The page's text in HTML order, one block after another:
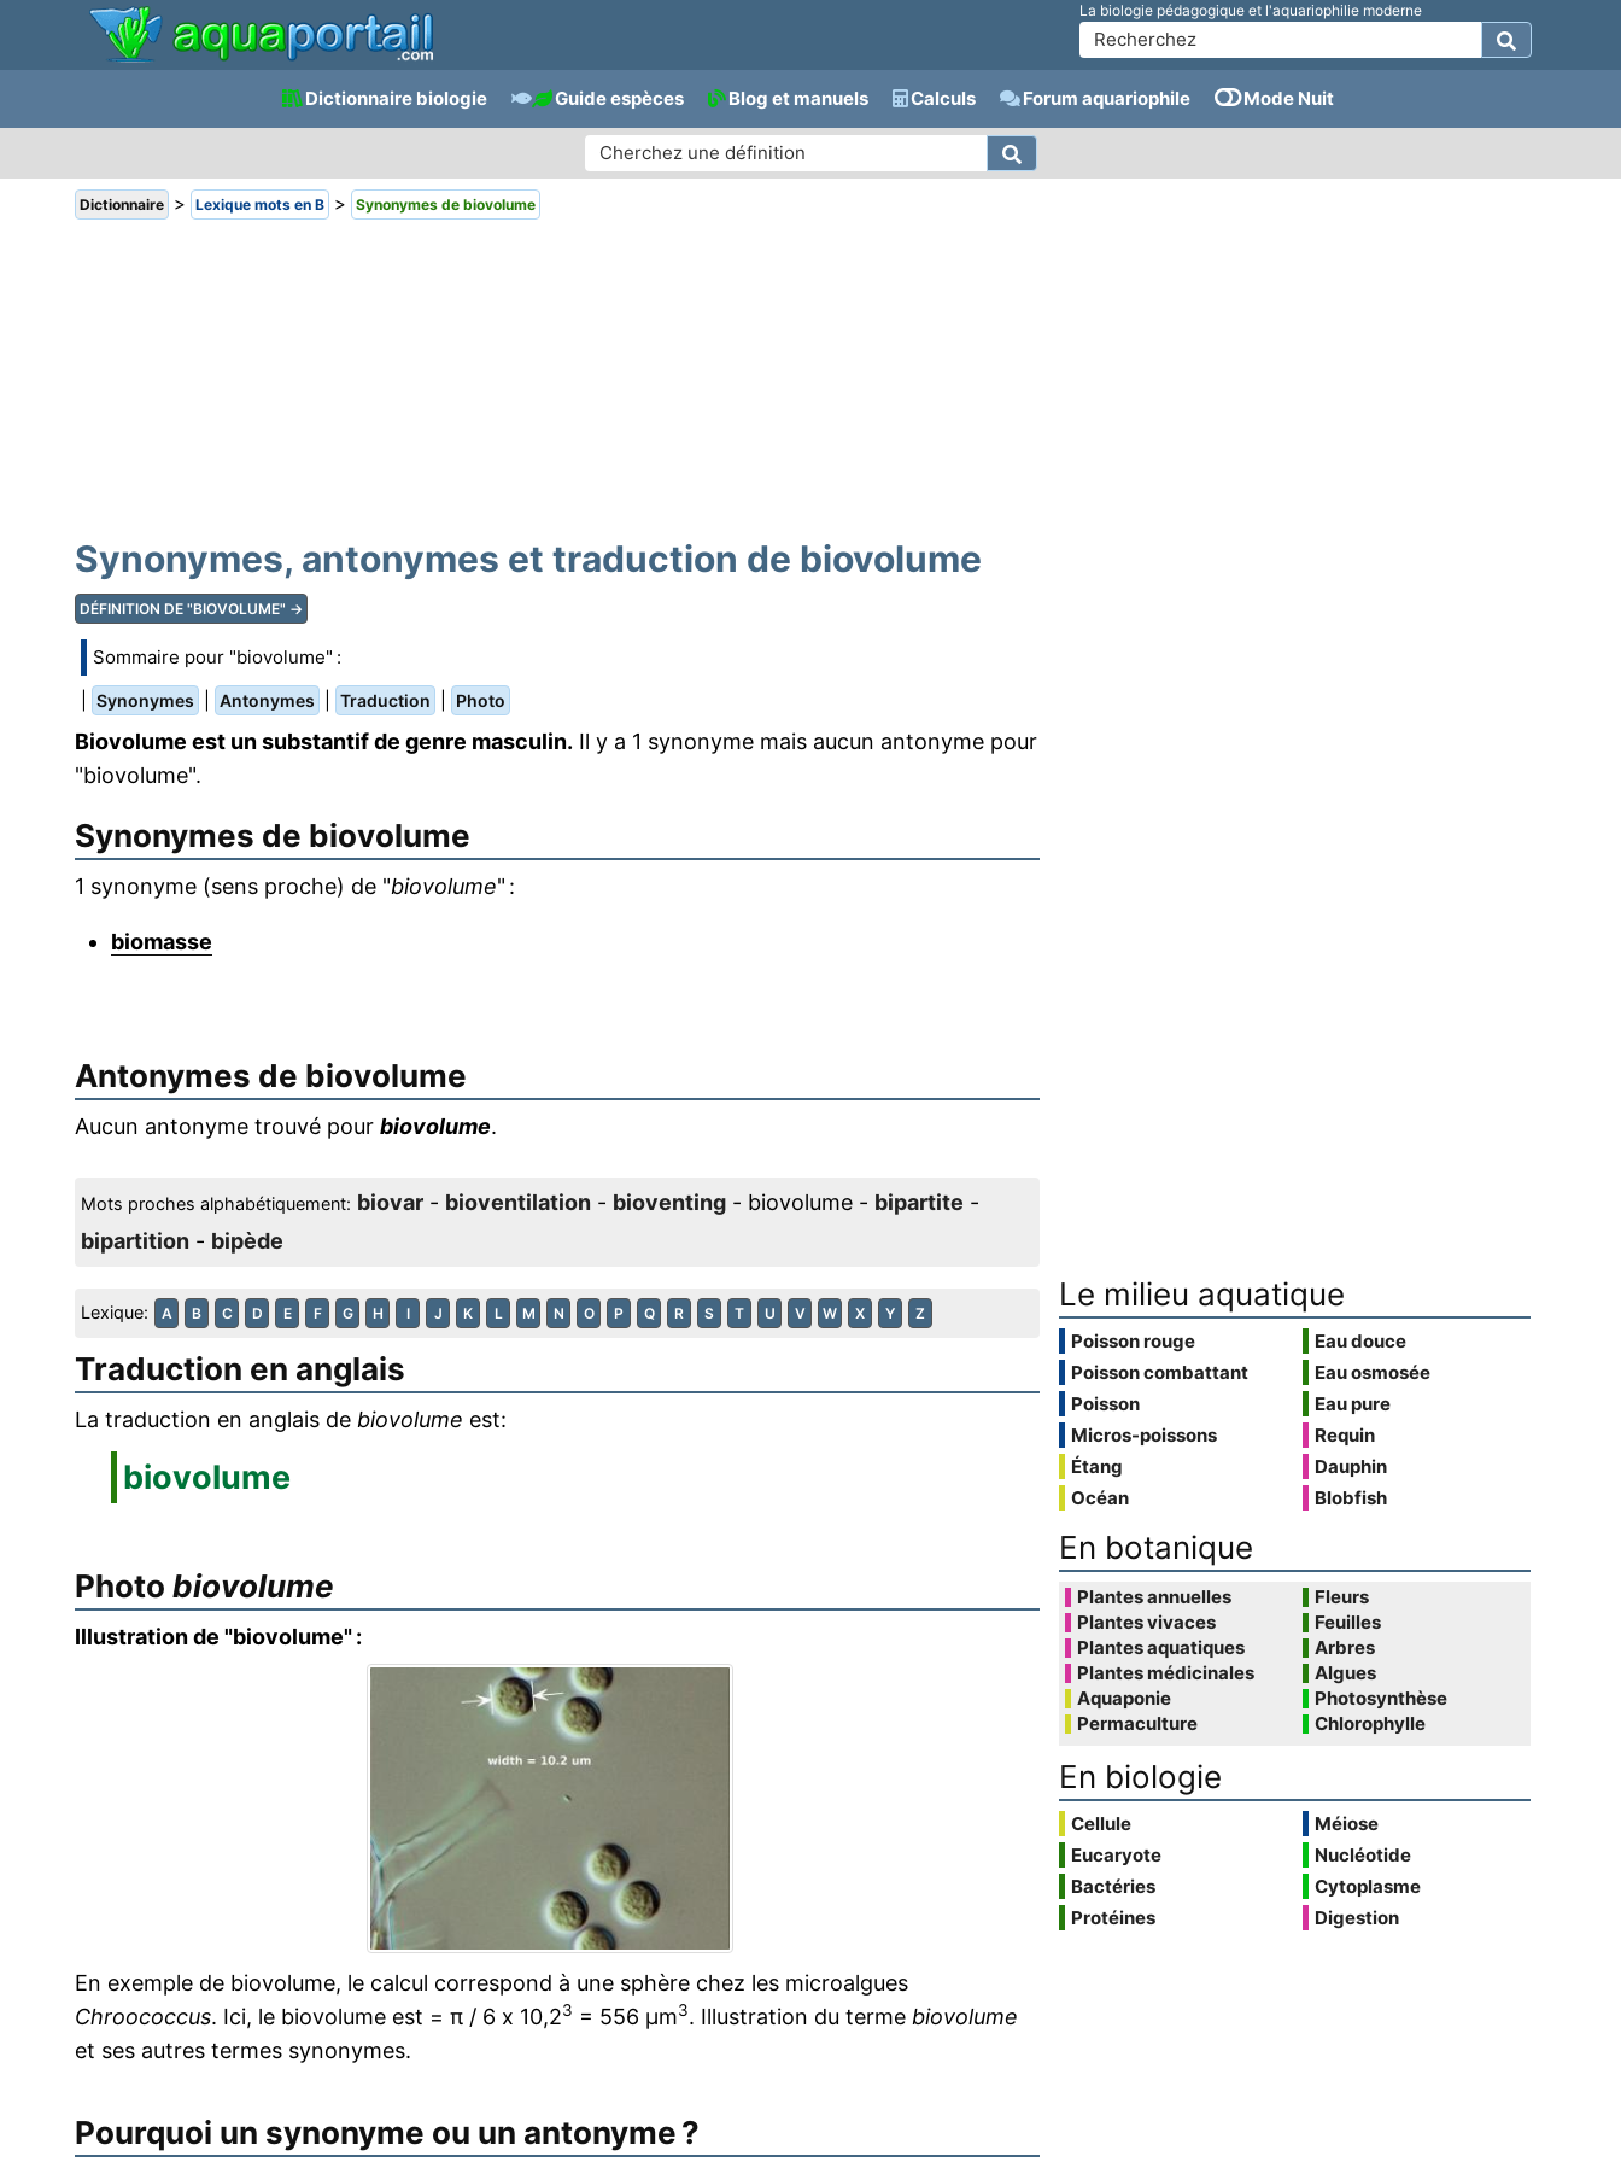
La biologie pédagogique et l'aquariophilie moderne
Dictionnaire biologie Guide espèces Blog et manuels Calculs Forum aquariophile Mode Nuit
Dictionnaire > Lexique mots en B > Synonymes de biovolume
Synonymes, antonymes et traduction de biovolume
DÉFINITION DE "BIOVOLUME" →
Sommaire pour "biovolume" :
Synonymes Antonymes Traduction Photo
Biovolume est un substantif de genre masculin. Il y a 1 synonyme mais aucun antonyme pour
"biovolume".
Synonymes de biovolume
1 synonyme (sens proche) de "biovolume" :
biomasse
Antonymes de biovolume
Aucun antonyme trouvé pour biovolume.
Mots proches alphabétiquement: biovar - bioventilation - bioventing - biovolume - bipartite -
bipartition - bipède
Lexique: A B C D E F G H I J K L M N O P Q R S T U V W X Y Z
Traduction en anglais
La traduction en anglais de biovolume est:
biovolume
Photo biovolume
Illustration de "biovolume" :
En exemple de biovolume, le calcul correspond à une sphère chez les microalgues
Chroococcus. Ici, le biovolume est = π / 6 x 10,23 = 556 µm3. Illustration du terme biovolume
et ses autres termes synonymes.
Pourquoi un synonyme ou un antonyme ?
Le milieu aquatique
Poisson rouge
Poisson combattant
Poisson
Micros-poissons
Étang
Océan
Eau douce
Eau osmosée
Eau pure
Requin
Dauphin
Blobfish
En botanique
Plantes annuelles
Plantes vivaces
Plantes aquatiques
Plantes médicinales
Aquaponie
Permaculture
Fleurs
Feuilles
Arbres
Algues
Photosynthèse
Chlorophylle
En biologie
Cellule
Eucaryote
Bactéries
Protéines
Méiose
Nucléotide
Cytoplasme
Digestion